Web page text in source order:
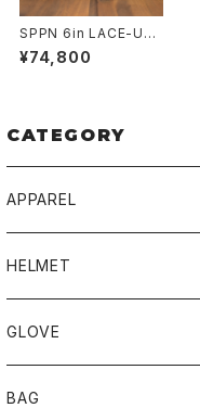
SPPN 6in LACE-UP
BOOTS BLACK TUM
AZ
¥74,800
CATEGORY
APPAREL
BLUCO
TOPS
BOTTOMS
UNCROWD
SHADE
CYCLE ZOMBIES
HELMET
BUCO
SHOEI
GLOVE
MECHANIX WEAR
BAG